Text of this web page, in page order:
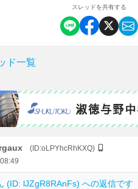
スレッドを共有する
ド一覧
(ID:oLPYhcRhKXQ)
(ID: lJZgR8RAnFs) への返信です